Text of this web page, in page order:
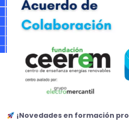
¡Novedades en formación